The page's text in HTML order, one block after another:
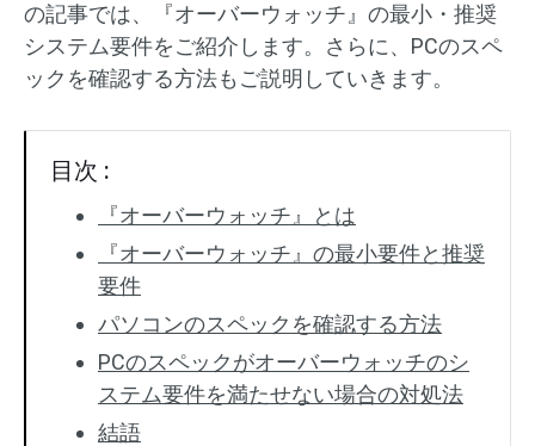
の記事では、『オーバーウォッチ』の最小・推奨
システム要件をご紹介します。さらに、PCのスペ
ックを確認する方法もご説明していきます。
目次 :
『オーバーウォッチ』とは
『オーバーウォッチ』の最小要件と推奨
要件
パソコンのスペックを確認する方法
PCのスペックがオーバーウォッチのシ
ステム要件を満たせない場合の対処法
結語